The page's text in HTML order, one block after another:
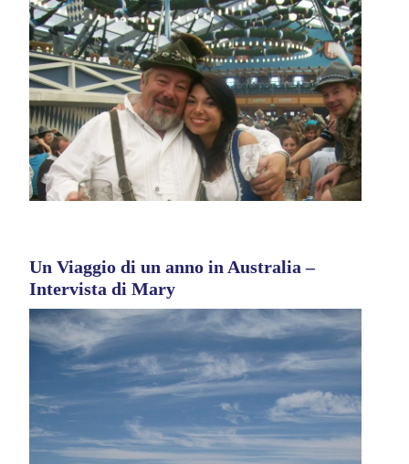
Un Viaggio di un anno in Australia –
Intervista di Mary